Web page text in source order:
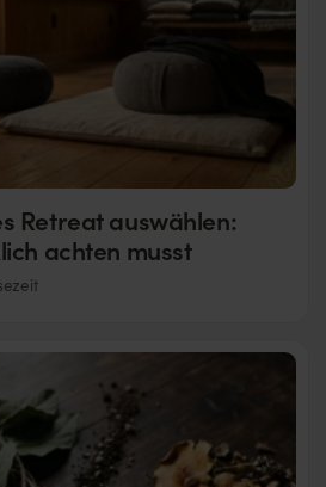
Retreat auswählen:
achten musst